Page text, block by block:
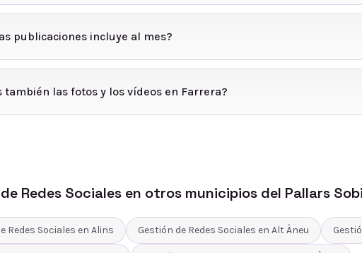
publicaciones incluye al mes?
también las fotos y los vídeos en Farrera?
Redes Sociales en otros municipios del Pallars
Redes Sociales en Alins Gestión de Redes Sociales en Alt Àneu